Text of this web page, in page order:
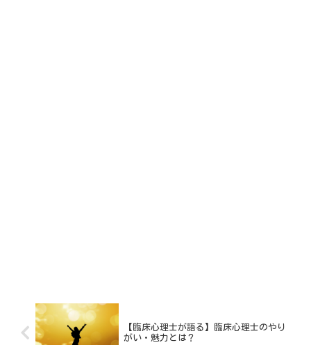
【臨床心理士が語る】臨床心理士のやり
がい・魅力とは？